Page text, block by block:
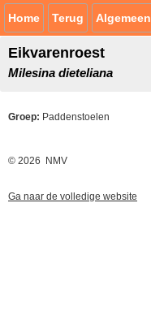
Home Terug Algemeen
Eikvarenroest
Milesina dieteliana
Groep: Paddenstoelen
© 2026 NMV
Ga naar de volledige website